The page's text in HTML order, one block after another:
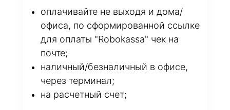
оплачивайте не выходя и дома/
офиса, по сформированной ссылке
для оплаты "Robokassa" чек на
почте;
наличный/безналичный в офисе,
через терминал;
на расчетный счет;